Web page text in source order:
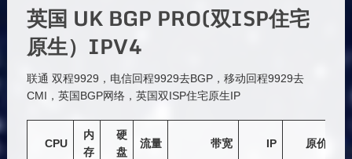
英国 UK BGP PRO(双ISP住宅
原生）IPV4
联通 双程9929，电信回程9929去BGP，移动回程9929去
CMI，英国BGP网络，英国双ISP住宅原生IP
CPU
内
存
硬
盘
流量 带宽 IP 原价